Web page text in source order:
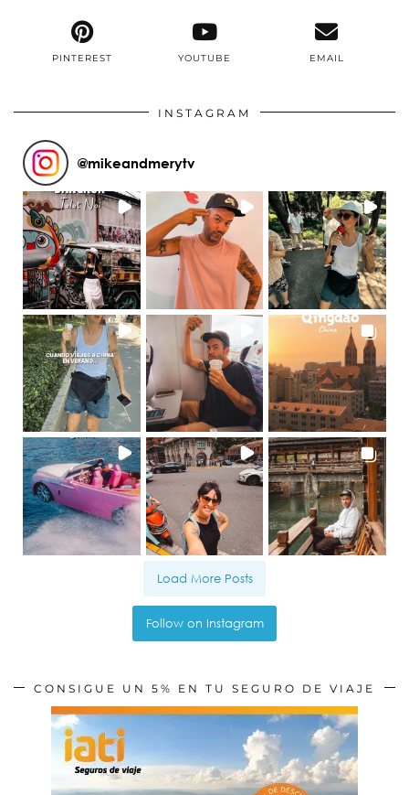
PINTEREST YOUTUBE EMAIL
INSTAGRAM
@mikeandmerytv
Load More Posts
Follow on Instagram
CONSIGUE UN 5% EN TU SEGURO DE VIAJE